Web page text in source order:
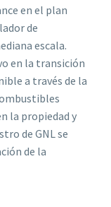
en el plan
de
escala.
en la transición
a través de la
la propiedad y
de GNL se
de la